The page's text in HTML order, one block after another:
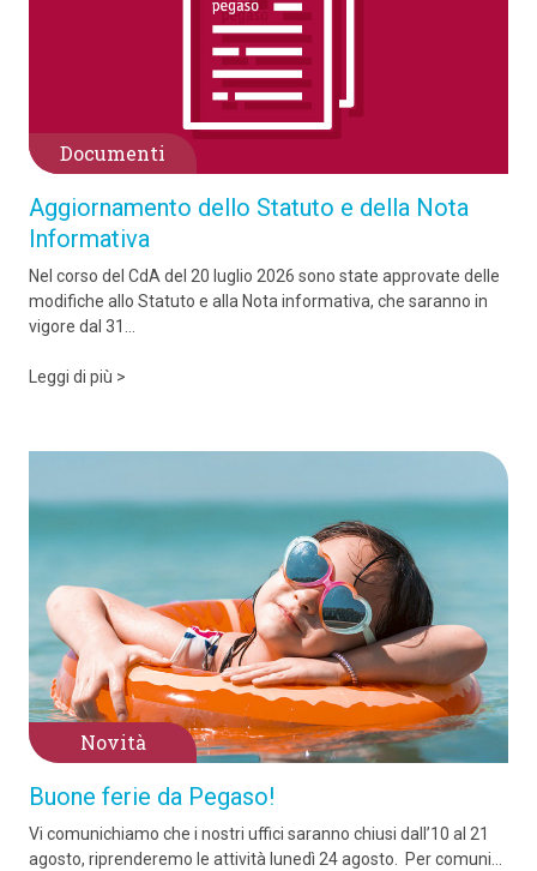
Documenti
Aggiornamento dello Statuto e della Nota
Informativa
Nel corso del CdA del 20 luglio 2026 sono state approvate delle
modifiche allo Statuto e alla Nota informativa, che saranno in
vigore dal 31...
Leggi di più >
Novità
Buone ferie da Pegaso!
Vi comunichiamo che i nostri uffici saranno chiusi dall’10 al 21
agosto, riprenderemo le attività lunedì 24 agosto. Per comuni...